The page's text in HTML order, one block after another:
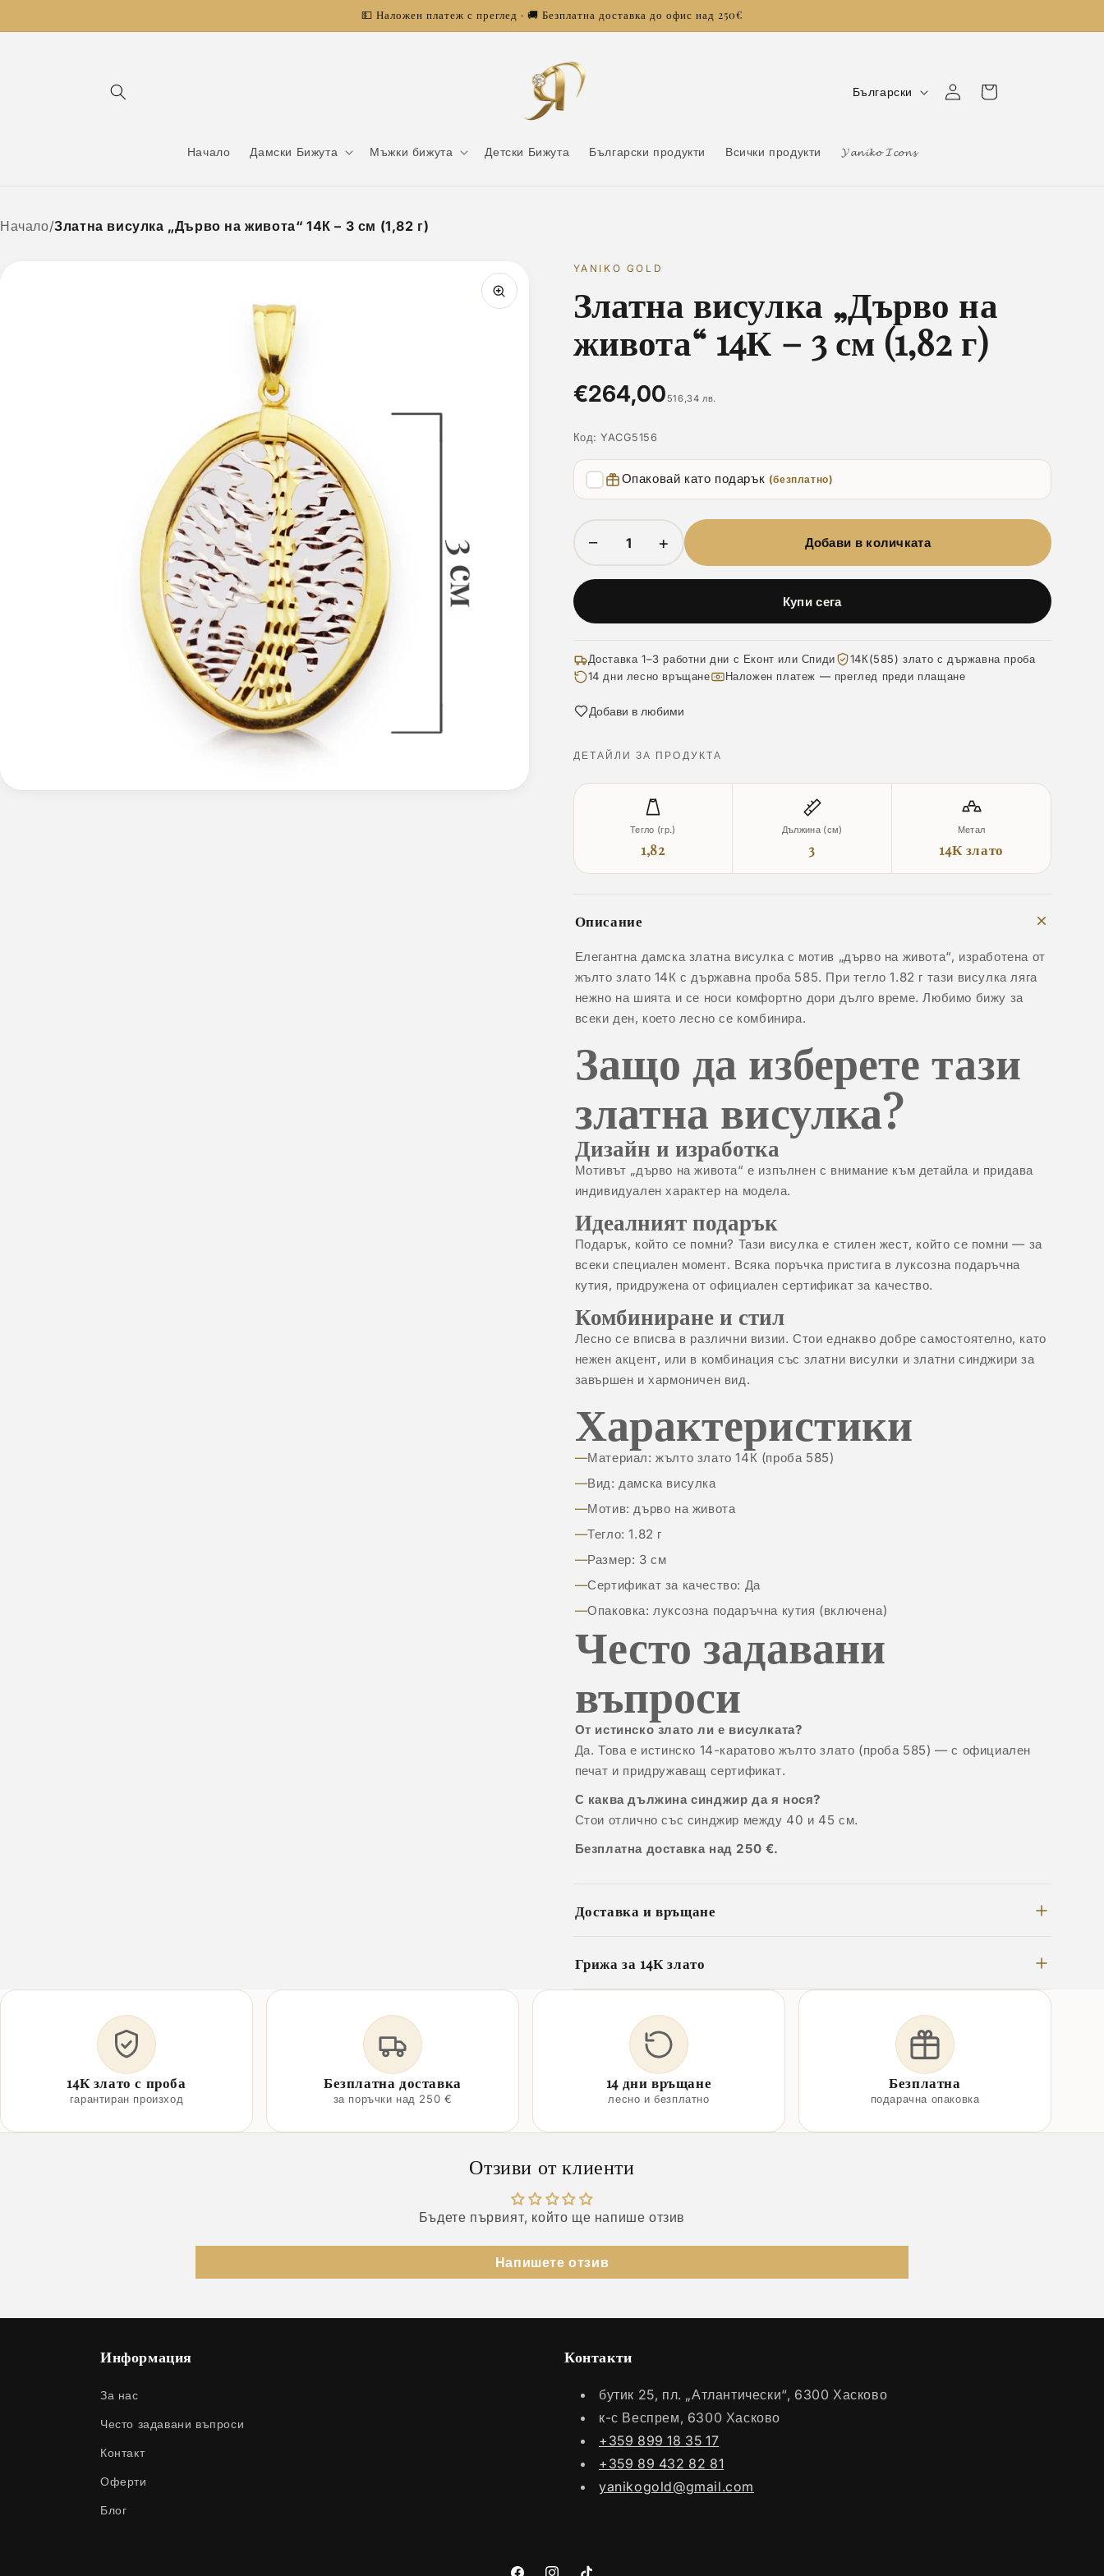
съдържанието
💵 Наложен платеж с преглед · 🚚 Безплатна доставка до офис над 250€
Начало Дамски Бижута Мъжки бижута Детски Бижута Български продукти Всички продукти 𝓨𝓪𝓷𝓲𝓴𝓸 𝓘𝓬𝓸𝓷𝓼
Е
к
Български ВлизанеКоличка
Начало/Златна висулка „Дърво на живота“ 14К – 3 см (1,82 г)
YANIKO GOLD
Златна висулка „Дърво на
живота“ 14К – 3 см (1,82 г)
€264,00516,34 лв.
Код:YACG5156
Опаковай като подарък (безплатно)
− + Добави в количката
Купи сега
Доставка 1–3 работни дни с Еконт или Спиди
14К(585) злато с държавна проба
14 дни лесно връщане
Наложен платеж — преглед преди плащане
Добави в любими
ДЕТАЙЛИ ЗА ПРОДУКТА
Тегло (гр.)
1,82
Дължина (см)
3
Метал
14К злато
Описание
Елегантна дамска златна висулка с мотив „дърво на живота“, изработена от
жълто злато 14К с държавна проба 585. При тегло 1.82 г тази висулка ляга
нежно на шията и се носи комфортно дори дълго време. Любимо бижу за
всеки ден, което лесно се комбинира.
Защо да изберете тази
златна висулка?
Дизайн и изработка
Мотивът „дърво на живота“ е изпълнен с внимание към детайла и придава
индивидуален характер на модела.
Идеалният подарък
Подарък, който се помни? Тази висулка е стилен жест, който се помни — за
всеки специален момент. Всяка поръчка пристига в луксозна подаръчна
кутия, придружена от официален сертификат за качество.
Комбиниране и стил
Лесно се вписва в различни визии. Стои еднакво добре самостоятелно, като
нежен акцент, или в комбинация със златни висулки и златни синджири за
завършен и хармоничен вид.
Характеристики
Материал: жълто злато 14К (проба 585)
Вид: дамска висулка
Мотив: дърво на живота
Тегло: 1.82 г
Размер: 3 см
Сертификат за качество: Да
Опаковка: луксозна подаръчна кутия (включена)
Често задавани
въпроси
От истинско злато ли е висулката?
Да. Това е истинско 14-каратово жълто злато (проба 585) — с официален
печат и придружаващ сертификат.
С каква дължина синджир да я нося?
Стои отлично със синджир между 40 и 45 см.
Безплатна доставка над 250 €.
Доставка и връщане
Грижа за 14К злато
14К злато с проба
гарантиран произход
Безплатна доставка
за поръчки над 250 €
14 дни връщане
лесно и безплатно
Безплатна
подарачна опаковка
Отзиви от клиенти
Бъдете първият, който ще напише отзив
Напишете отзив
Информация
За нас
Често задавани въпроси
Контакт
Оферти
Блог
Контакти
бутик 25, пл. „Атлантически“, 6300 Хасково
к-с Веспрем, 6300 Хасково
+359 899 18 35 17
+359 89 432 82 81
yanikogold@gmail.com